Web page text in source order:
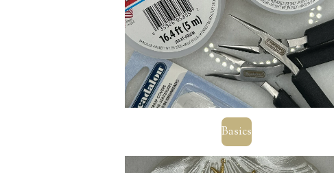
Basics